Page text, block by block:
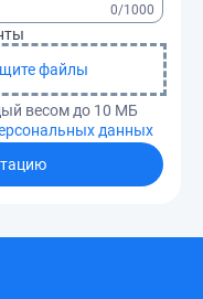
0/1000
файлы
весом до 10 МБ
данных